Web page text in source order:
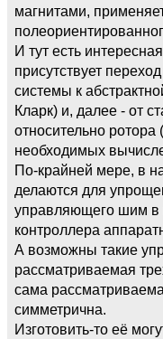
магнитами,
И тут есть
присутствует
системы к
Кларк) и, далее - от
относительно
необходимых
По-крайней мере, в
делаются для
управляющего шим в
контроллера
А возможны такие
рассматриваемая
сама
симметрична.
Изготовить-то её